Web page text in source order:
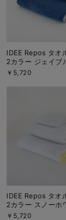
IDEE Repos タオ
2カラー ジェイブ
￥5,720
IDEE Repos タオ
2カラー スノーホ
￥5,720